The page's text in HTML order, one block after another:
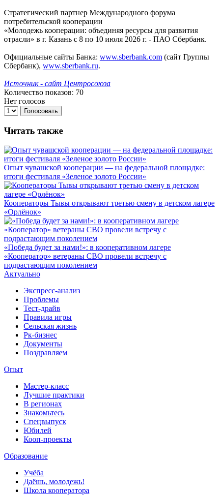
Стратегический партнер Международного форума
потребительской кооперации
«Молодежь кооперации: объединяя ресурсы для развития
отрасли» в г. Казань с 8 по 10 июля 2026 г. - ПАО Сбербанк.
Официальные сайты Банка: www.sberbank.com (сайт Группы
Сбербанк), www.sberbank.ru.
Источник - сайт Центросоюза
Количество показов: 70
Нет голосов
Голосовать
Читать также
Опыт чувашской кооперации — на федеральной площадке:
итоги фестиваля «Зеленое золото России»
Кооператоры Тывы открывают третью смену в детском лагере
«Орлёнок»
«Победа будет за нами!»: в кооперативном лагере
«Кооператор» ветераны СВО провели встречу с
подрастающим поколением
Актуально
Экспресс-анализ
Проблемы
Тест-драйв
Правила игры
Сельская жизнь
Рк-бизнес
Документы
Поздравляем
Опыт
Мастер-класс
Лучшие практики
В регионах
Знакомьтесь
Спецвыпуск
Юбилей
Кооп-проекты
Образование
Учёба
Даёшь, молодежь!
Школа кооператора